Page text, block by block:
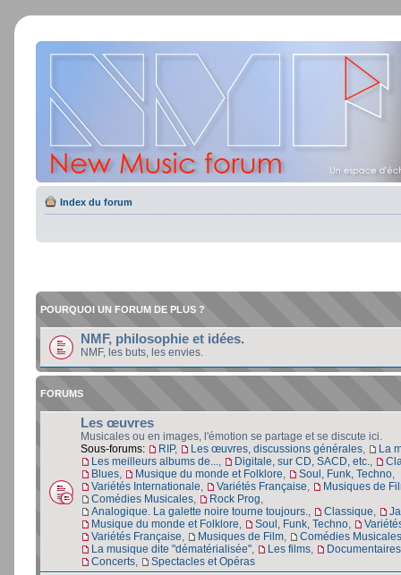
Index du forum
POURQUOI UN FORUM DE PLUS ?
NMF, philosophie et idées.
NMF, les buts, les envies.
FORUMS
Les œuvres
Musicales ou en images, l'émotion se partage et se discute ici.
Sous-forums:
RIP, Les œuvres, discussions générales
La
Les meilleurs albums de...
Digitale, sur CD, SACD, etc.
Blues
Musique du monde et Folklore Soul, Funk, Techno
Variétés Internationale
Variétés Française
Musiques de
Comédies Musicales
Rock Prog
Analogique. La galette noire tourne toujours.
Classique
Musique du monde et Folklore
Soul, Funk, Techno
Variétés Française
Musiques de Film
Comédies Musicales
La musique dite "dématérialisée"
Les films
Concerts
Spectacles et Opéras